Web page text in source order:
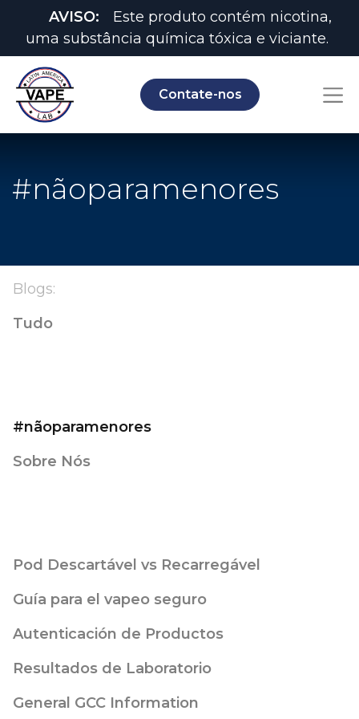
AVISO:
Este produto contém nicotina,
uma substância química tóxica e viciante.
Contate-nos
#nãoparamenores
Blogs:
Tudo
#nãoparamenores
Sobre Nós
Pod Descartável vs Recarregável
Guía para el vapeo seguro
Autenticación de Productos
Resultados de Laboratorio
General GCC Information